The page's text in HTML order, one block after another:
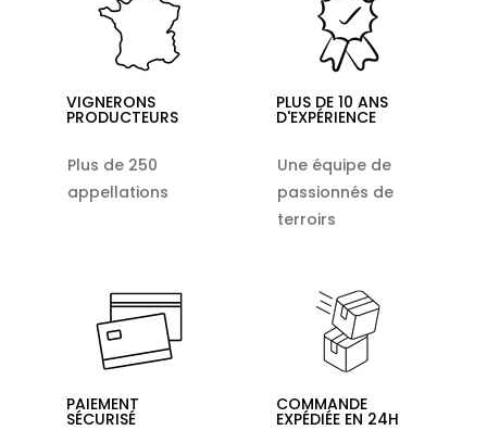
VIGNERONS
PRODUCTEURS
Plus de 250
appellations
PLUS DE 10 ANS
D'EXPÉRIENCE
Une équipe de
passionnés de
terroirs
PAIEMENT
SÉCURISÉ
COMMANDE
EXPÉDIÉE EN 24H